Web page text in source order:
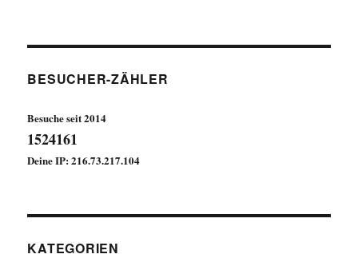
BESUCHER-ZÄHLER
Besuche seit 2014
1524161
Deine IP: 216.73.217.104
KATEGORIEN